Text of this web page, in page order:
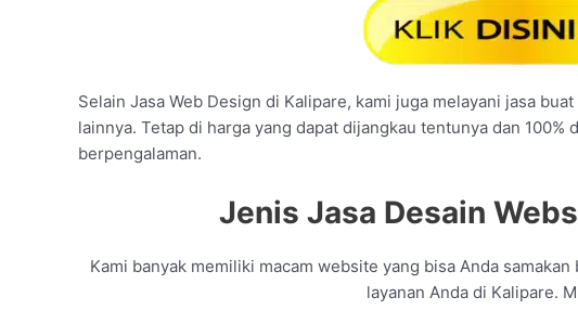
Selain Jasa Web Design di Kalipare, kami juga melayani jasa
lainnya. Tetap di harga yang dapat dijangkau tentunya dan
berpengalaman.
Jenis Jasa Desain
Kami banyak memiliki macam website yang bisa Anda
layanan Anda di Kalipare.